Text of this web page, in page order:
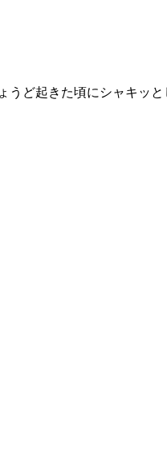
ど起きた頃にシャキッ